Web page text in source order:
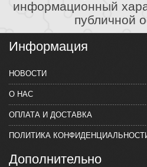
информационный
публичной
Информация
НОВОСТИ
О НАС
ОПЛАТА И ДОСТАВКА
ПОЛИТИКА
Дополнительно